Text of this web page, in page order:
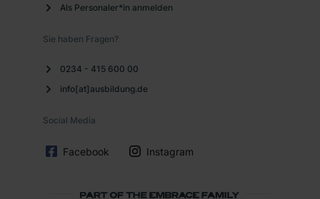
Als Personaler*in anmelden
Sie haben Fragen?
0234 - 415 600 00
info[at]ausbildung.de
Social Media
Facebook Instagram